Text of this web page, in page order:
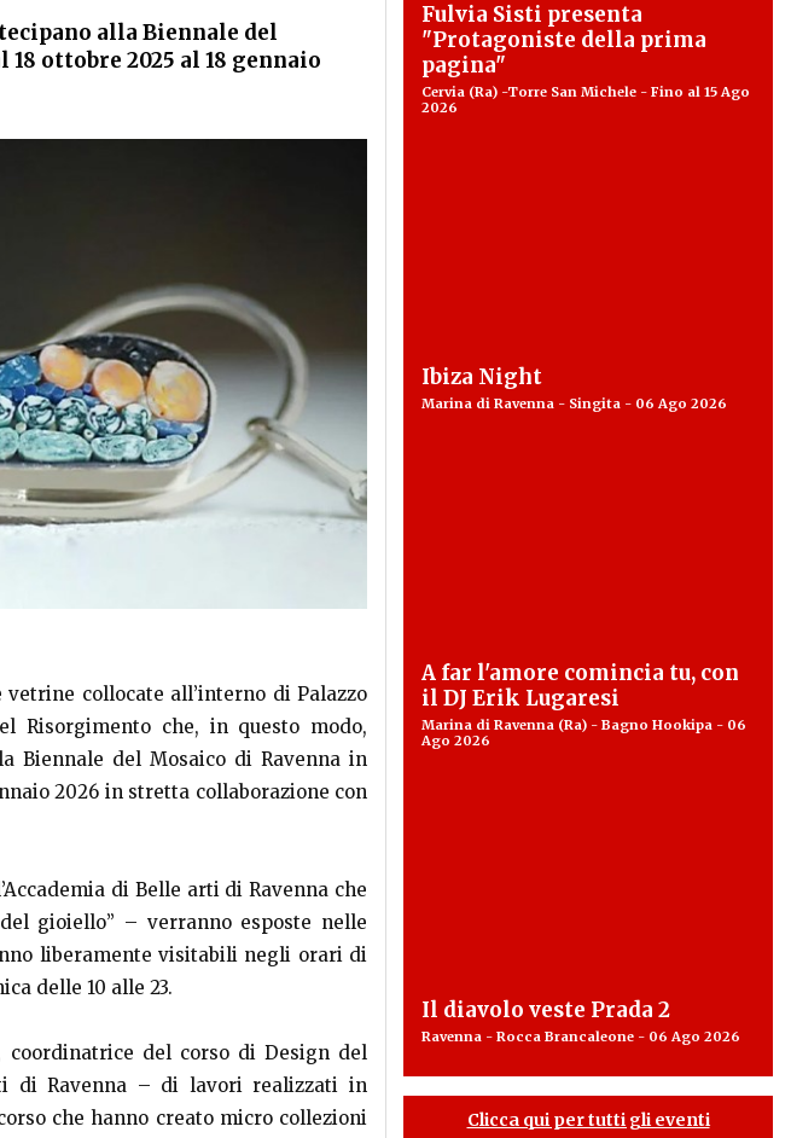
alla Biennale del
ottobre 2025 al 18 gennaio
collocate all’interno di Palazzo
Risorgimento che, in questo modo,
Biennale del Mosaico di Ravenna in
2026 in stretta collaborazione con
di Belle arti di Ravenna che
gioiello” – verranno esposte nelle
liberamente visitabili negli orari di
delle 10 alle 23.
coordinatrice del corso di Design del
di Ravenna – di lavori realizzati in
che hanno creato micro collezioni
Fulvia Sisti presenta
"Protagoniste della prima
pagina"
Cervia (Ra) -Torre San Michele - Fino al 15 Ago
2026
Ibiza Night
Marina di Ravenna - Singita - 06 Ago 2026
A far l'amore comincia tu, con
il DJ Erik Lugaresi
Marina di Ravenna (Ra) - Bagno Hookipa - 06
Ago 2026
Il diavolo veste Prada 2
Ravenna - Rocca Brancaleone - 06 Ago 2026
Clicca qui per tutti gli eventi